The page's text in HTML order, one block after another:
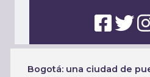
Bogotá: una ciudad
Bogotá: una ciudad de